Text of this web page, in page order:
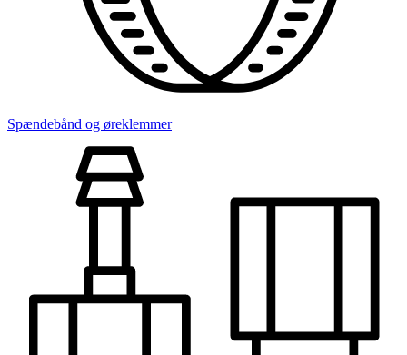
Spændebånd og øreklemmer